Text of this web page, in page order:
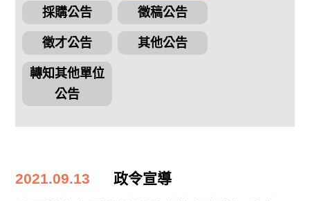
採購公告 徵稿公告
徵才公告 其他公告
轉知其他單位
公告
2021.09.13
政令宣導